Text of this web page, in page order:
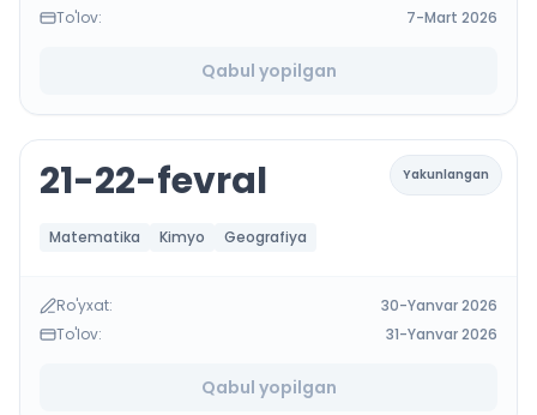
To'lov:
7-Mart 2026
Qabul yopilgan
Yakunlangan
21-22-fevral
Matematika Kimyo Geografiya
Ro'yxat:
30-Yanvar 2026
To'lov:
31-Yanvar 2026
Qabul yopilgan